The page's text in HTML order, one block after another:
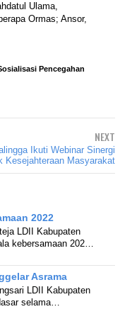
Ulama,
Ormas; Ansor,
Pencegahan
NEXT
Ikuti Webinar Sinergi
Kesejahteraan Masyarakat
2022
LDII Kabupaten
kebersamaan 202…
Asrama
LDII Kabupaten
selama…